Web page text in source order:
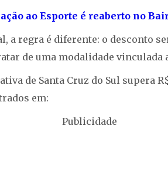
ao Esporte é reaberto no
a regra é diferente: o desconto
de uma modalidade vinculada
de Santa Cruz do Sul supera
em:
Publicidade